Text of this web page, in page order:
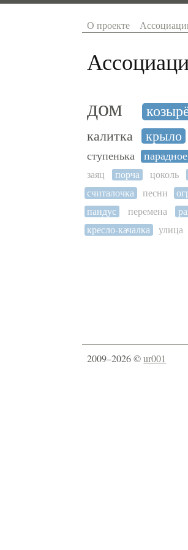
О проекте
дом
калитка крыло
ступенька
парадное
заяц
порча цоколь
считалочка
песни
пандус
перемена
кресло-качалка
улица
2009–2026 ©ur001